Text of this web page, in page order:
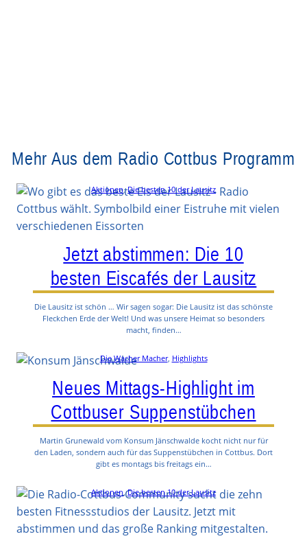
Mehr Aus dem Radio Cottbus Programm
Aktionen, Die besten 10 der Lausitz
Jetzt abstimmen: Die 10
besten Eiscafés der Lausitz
Die Lausitz ist schön … Wir sagen sogar: Die Lausitz ist das schönste
Fleckchen Erde der Welt! Und was unsere Heimat so besonders
macht, finden…
Die Wacher Macher, Highlights
Neues Mittags-Highlight im
Cottbuser Suppenstübchen
Martin Grunewald vom Konsum Jänschwalde kocht nicht nur für
den Laden, sondern auch für das Suppenstübchen in Cottbus. Dort
gibt es montags bis freitags ein…
Aktionen , Die besten 10 der Lausitz